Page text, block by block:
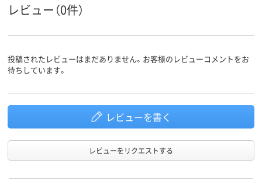
レビュー（0件）
投稿されたレビューはまだありません。お客様のレビューコメントをお
待ちしています。
レビューを書く
レビューをリクエストする